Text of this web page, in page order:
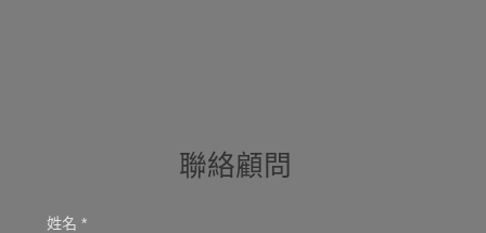
聯絡顧問
姓名 *